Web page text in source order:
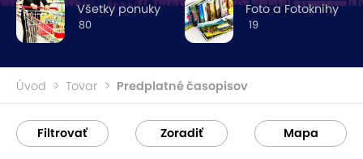
80
Všetky ponuky
19
Foto a Fotoknihy
Úvod Tovar Predplatné časopisov
Filtrovať Zoradiť Mapa